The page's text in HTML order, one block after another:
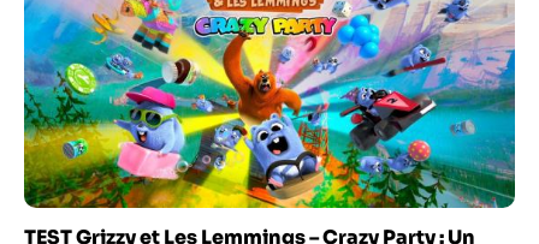
TEST Grizzy et Les Lemmings – Crazy Party : Un